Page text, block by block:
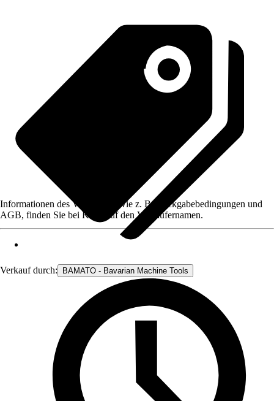
Verkauf durch: BAMATO - Bavarian Machine Tools
Informationen des Verkäufers, wie z. B. Rückgabebedingungen und
AGB, finden Sie bei Klick auf den Verkäufernamen.